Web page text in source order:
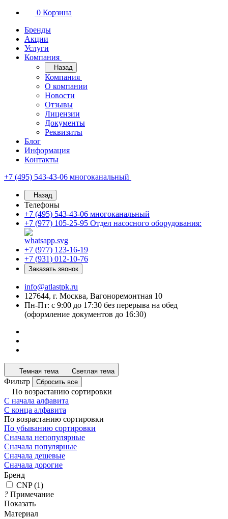
0 Корзина
Бренды
Акции
Услуги
Компания
Назад
Компания
О компании
Новости
Отзывы
Лицензии
Документы
Реквизиты
Блог
Информация
Контакты
+7 (495) 543-43-06 многоканальный
Назад
Телефоны
+7 (495) 543-43-06 многоканальный
+7 (977) 105-25-95 Отдел насосного оборудования:
+7 (977) 123-16-19
+7 (931) 012-10-76
Заказать звонок
info@atlastpk.ru
127644, г. Москва, Вагоноремонтная 10
Пн-Пт: с 9:00 до 17:30 без перерыва на обед
(оформление документов до 16:30)
Темная тема Светлая тема
Фильтр Сбросить все
По возрастанию сортировки
С начала алфавита
С конца алфавита
По возрастанию сортировки
По убыванию сортировки
Сначала непопулярные
Сначала популярные
Сначала дешевые
Сначала дорогие
Бренд
CNP(1)
? Примечание
Показать
Материал